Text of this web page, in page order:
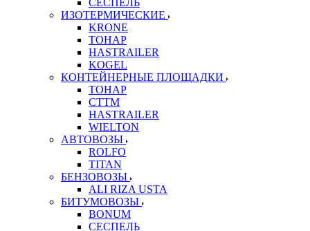
СЕСПЕЛЬ
ИЗОТЕРМИЧЕСКИЕ
KRONE
ТОНАР
HASTRAILER
KOGEL
КОНТЕЙНЕРНЫЕ ПЛОЩАДКИ
ТОНАР
CTTM
HASTRAILER
WIELTON
АВТОВОЗЫ
ROLFO
TITAN
БЕНЗОВОЗЫ
ALI RIZA USTA
БИТУМОВОЗЫ
BONUM
СЕСПЕЛЬ